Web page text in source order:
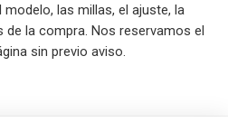
las millas, el ajuste, la
la compra. Nos reservamos el
sin previo aviso.